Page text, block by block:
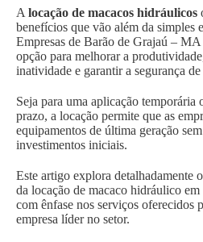
A locação de macacos hidráulicos
benefícios que vão além da simples
Empresas de Barão de Grajaú –
opção para melhorar a
inatividade e garantir a segurança de
Seja para uma aplicação
prazo, a locação permite que as
equipamentos de última geração
investimentos iniciais.
Este artigo explora detalhadamente
da locação de macaco hidráulico
com ênfase nos serviços oferecidos
empresa líder no setor.